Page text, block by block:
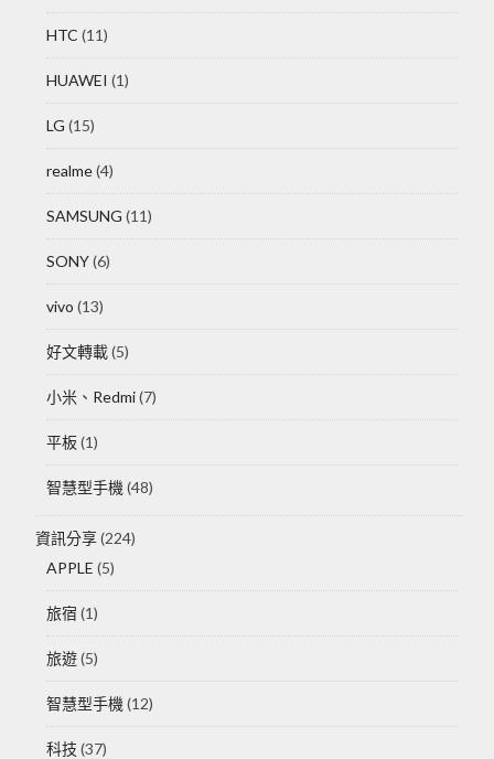
HTC (11)
HUAWEI (1)
LG (15)
realme(4)
SAMSUNG (11)
SONY(6)
vivo (13)
好文轉載(5)
小米、Redmi(7)
平板(1)
智慧型手機 (48)
資訊分享(224)
APPLE (5)
旅宿 (1)
旅遊(5)
智慧型手機 (12)
科技 (37)